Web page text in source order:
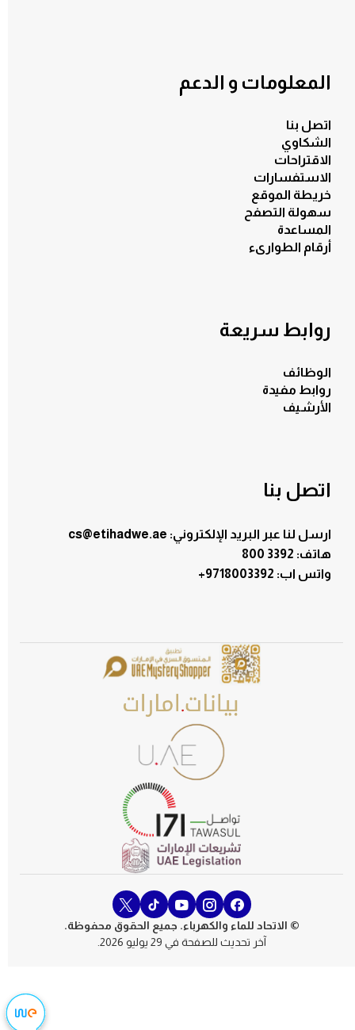
المعلومات و الدعم
اتصل بنا
الشكاوي
الاقتراحات
الاستفسارات
خريطة الموقع
سهولة التصفح
المساعدة
أرقام الطوارىء
روابط سريعة
الوظائف
روابط مفيدة
الأرشيف
اتصل بنا
ارسل لنا عبر البريد الإلكتروني: cs@etihadwe.ae
هاتف: 3392 800
+9718003392 :واتس اب
© الاتحاد للماء والكهرباء. جميع الحقوق محفوظة.
آخر تحديث للصفحة في 29 يوليو 2026.